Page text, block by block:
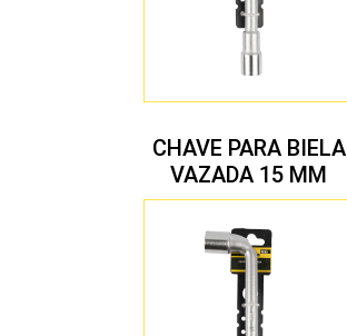
CHAVE PARA BIELA
VAZADA 15 MM